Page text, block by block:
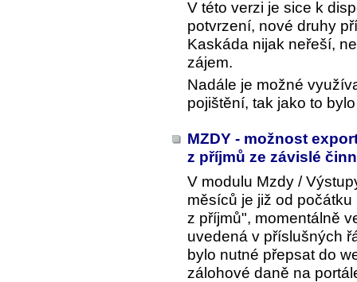
V této verzi je sice k
potvrzení, nové druhy
Kaskáda nijak neřeší,
zájem.
Nadále je možné
pojištění, tak jako to
MZDY - možnost
z příjmů ze závislé
V modulu Mzdy /
měsíců je již od
z příjmů", momentálně
uvedená v příslušných
bylo nutné přepsat do
zálohové daně na